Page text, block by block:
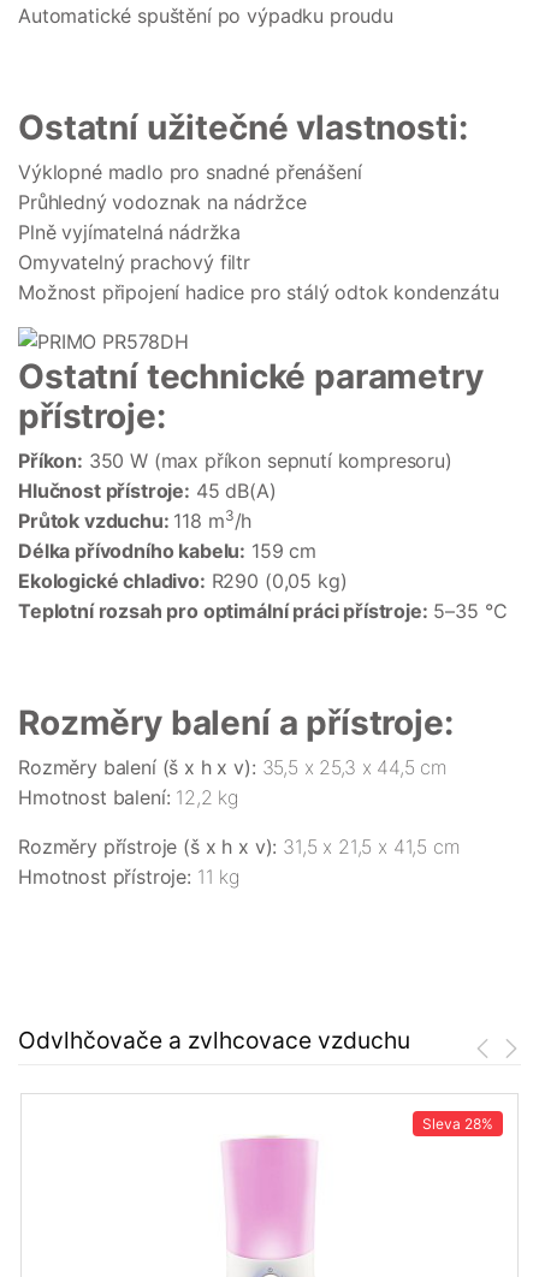
Automatické spuštění po výpadku proudu
Ostatní užitečné vlastnosti:
Výklopné madlo pro snadné přenášení
Průhledný vodoznak na nádržce
Plně vyjímatelná nádržka
Omyvatelný prachový filtr
Možnost připojení hadice pro stálý odtok kondenzátu
Ostatní technické parametry
přístroje:
Příkon: 350 W (max příkon sepnutí kompresoru)
Hlučnost přístroje: 45 dB(A)
Průtok vzduchu: 118 m3/h
Délka přívodního kabelu: 159 cm
Ekologické chladivo: R290 (0,05 kg)
Teplotní rozsah pro optimální práci přístroje: 5–35 °C
Rozměry balení a přístroje:
Rozměry balení (š x h x v): 35,5 x 25,3 x 44,5 cm
Hmotnost balení: 12,2 kg
Rozměry přístroje (š x h x v): 31,5 x 21,5 x 41,5 cm
Hmotnost přístroje: 11 kg
Odvlhčovače a zvlhcovace vzduchu
Sleva 28%